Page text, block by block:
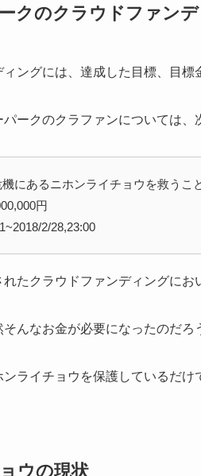
クのクラウドファン
ングには、達成した目標、目標
ークのクラファンについては、
機にあるニホンライチョウを救うこ
円
2/28,23:00
たクラウドファンディングにお
んなお金が必要になったのだろ
ライチョウを保護しているだけ
ウの現状